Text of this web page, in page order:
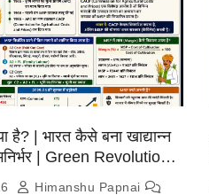
है? | भारत कैसे बना खाद्यान्न
| Green Revolution
Himanshu Papnai